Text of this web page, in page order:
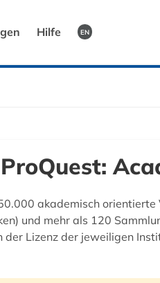
Hilfe EN
akademisch
und mehr als 120
der Lizenz der jeweiligen